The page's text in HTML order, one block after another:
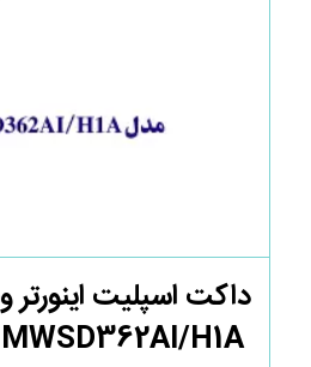
داکت اسپلیت
MWSD362AI/H1A